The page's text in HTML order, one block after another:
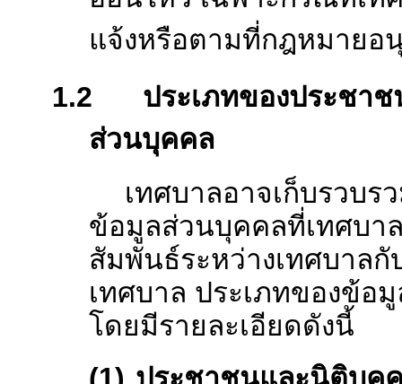
ด้านล่าง
ข้อมูลส่วนบุคคล
ถูกจัดให้เป็นข้อมูล
เทศบาลจะเก็บรว
อ่อนไหว เฉพาะกร
แจ้งหรือตามที่กฎห
ประเภทของป